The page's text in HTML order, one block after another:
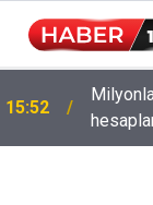
15:52